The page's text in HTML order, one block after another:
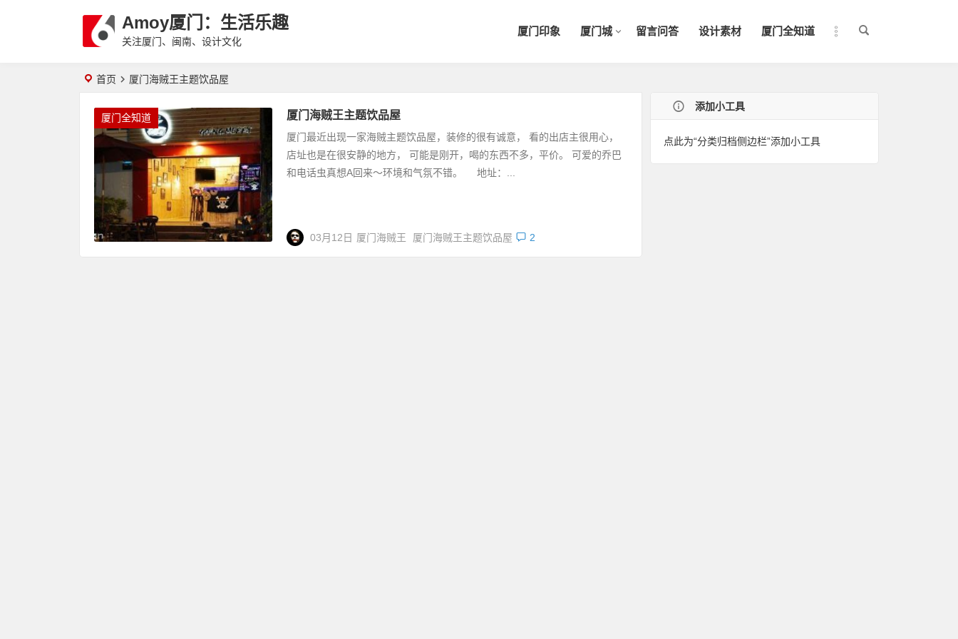
Amoy厦门：生活乐趣
关注厦门、闽南、设计文化
厦门印象 厦门城 留言问答 设计素材 厦门全知道
首页 厦门海贼王主题饮品屋
厦门全知道 厦门海贼王主题饮品屋
厦门最近出现一家海贼主题饮品屋，装修的很有诚意， 看的出店主很用心，
店址也是在很安静的地方， 可能是刚开，喝的东西不多，平价。 可爱的乔巴
和电话虫真想A回来～环境和气氛不错。 地址：...
03月12日 厦门海贼王 厦门海贼王主题饮品屋 2
添加小工具
点此为“分类归档侧边栏”添加小工具